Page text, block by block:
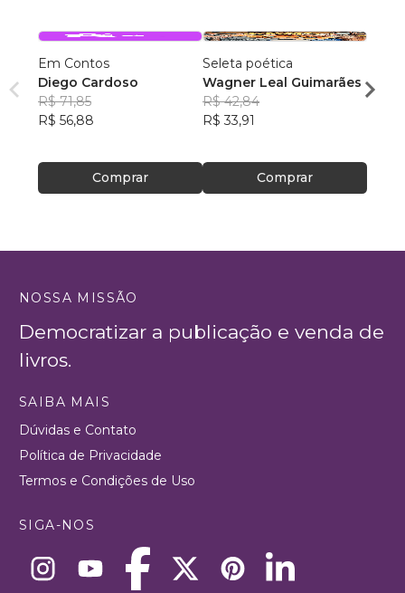
Em Contos
Diego Cardoso
R$ 71,85
R$ 56,88
Comprar
Seleta poética
Wagner Leal Guimarães
R$ 42,84
R$ 33,91
Comprar
ainda
Carla
NOSSA MISSÃO
Democratizar a publicação e venda de
livros.
SAIBA MAIS
Dúvidas e Contato
Política de Privacidade
Termos e Condições de Uso
SIGA-NOS